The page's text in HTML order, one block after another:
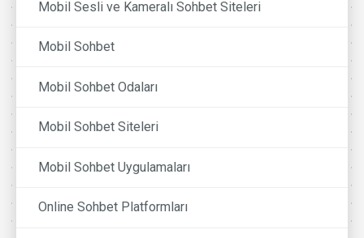
Mobil Sesli ve Kameralı Sohbet Siteleri
Mobil Sohbet
Mobil Sohbet Odaları
Mobil Sohbet Siteleri
Mobil Sohbet Uygulamaları
Online Sohbet Platformları